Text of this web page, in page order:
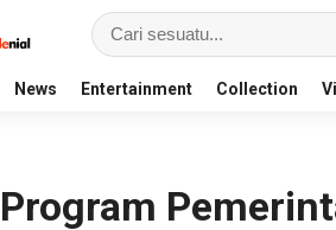
News Entertainment Collection